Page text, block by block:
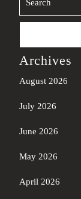
Search
Archives
August 2026
July 2026
June 2026
May 2026
April 2026